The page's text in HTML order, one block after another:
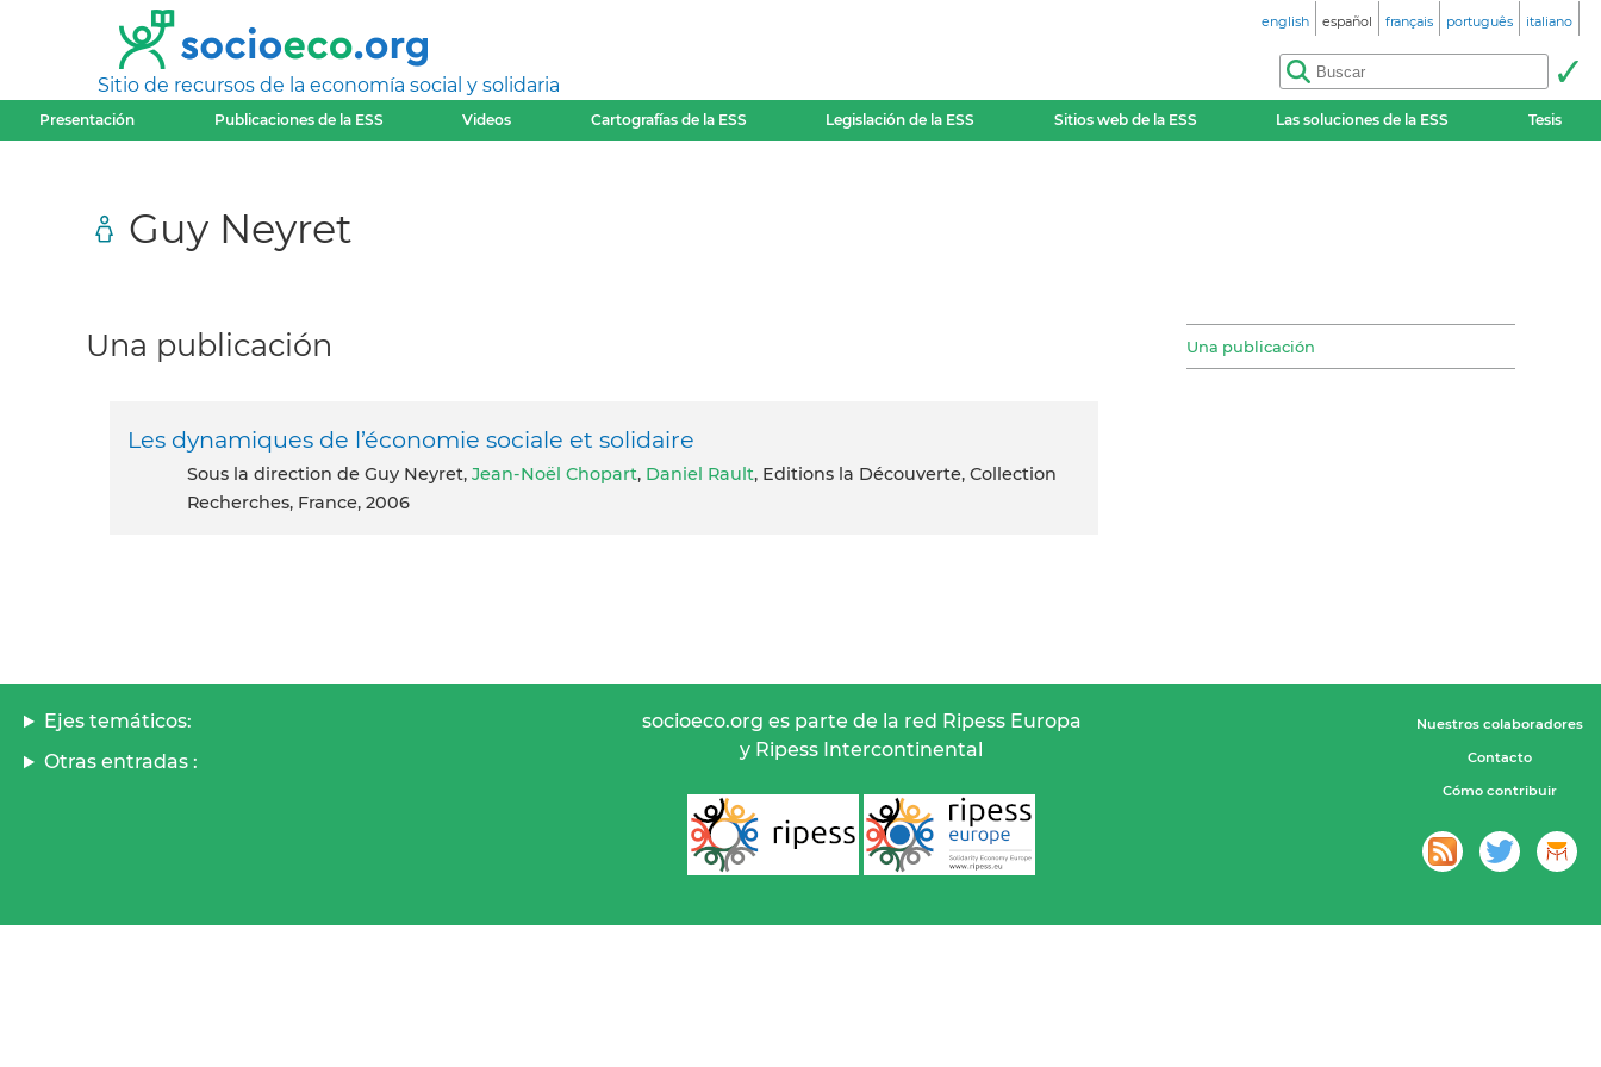
Sitio de recursos de la economía social y solidaria
english español français português italiano
Presentación Publicaciones de la ESS Videos Cartografías de la ESS Legislación de la ESS Sitios web de la ESS Las soluciones de la ESS Tesis
Guy Neyret
Una publicación
Una publicación
Les dynamiques de l’économie sociale et solidaire
Sous la direction de Guy Neyret, Jean-Noël Chopart, Daniel Rault, Editions la Découverte, Collection
Recherches, France, 2006
Ejes temáticos:
Otras entradas :
socioeco.org es parte de la red Ripess Europa
y Ripess Intercontinental
Nuestros colaboradores
Contacto
Cómo contribuir